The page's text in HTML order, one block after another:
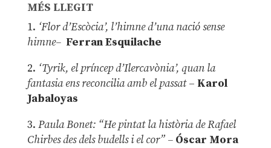
MÉS LLEGIT
1. ‘Flor d’Escòcia’, l’himne d’una nació sense
himne– Ferran Esquilache
2. ‘Tyrik, el príncep d’Ilercavònia’, quan la
fantasia ens reconcilia amb el passat– Karol
Jabaloyas
3. Paula Bonet: “He pintat la història de Rafael
Chirbes des dels budells i el cor” –Óscar Mora